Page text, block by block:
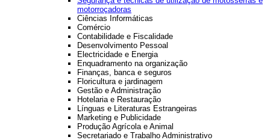
motorroçadoras
Ciências Informáticas
Comércio
Contabilidade e Fiscalidade
Desenvolvimento Pessoal
Electricidade e Energia
Enquadramento na organização
Finanças, banca e seguros
Floricultura e jardinagem
Gestão e Administração
Hotelaria e Restauração
Línguas e Literaturas Estrangeiras
Marketing e Publicidade
Produção Agrícola e Animal
Secretariado e Trabalho Administrativo